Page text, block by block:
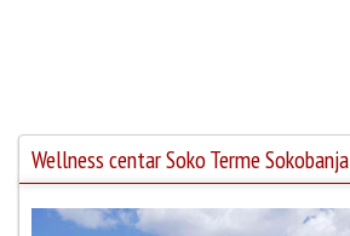
Wellness centar Soko Terme Sokobanja